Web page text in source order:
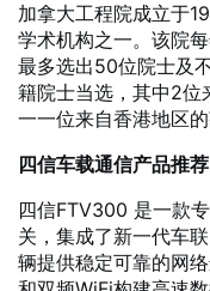
加拿大工程院成立于
学术机构之一。该院
最多选出50位院士及
籍院士当选，其中2位
一一位来自香港地区的
四信车载通信产品推荐
四信FTV300 是一款
关，集成了新一代车
辆提供稳定可靠的网